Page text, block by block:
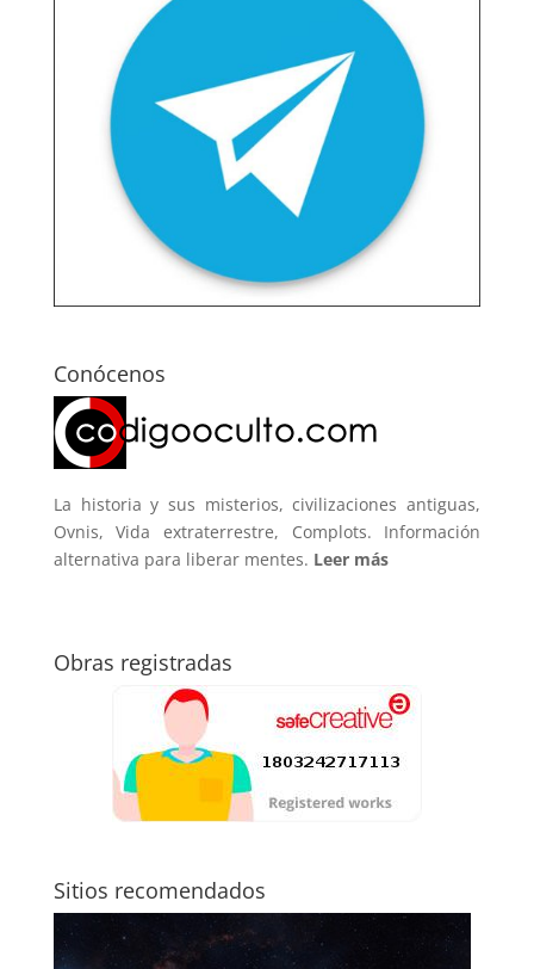
Conócenos
La historia y sus misterios, civilizaciones antiguas,
Ovnis, Vida extraterrestre, Complots. Información
alternativa para liberar mentes. Leer más
Obras registradas
Sitios recomendados